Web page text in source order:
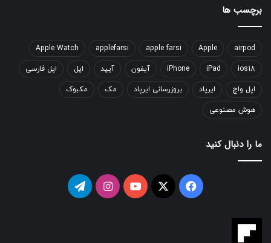
برچسب ها
airpod
Apple
apple farsi
applefarsi
Apple Watch
ios18
iPad
iPhone آیفون آیپد اپل اپل فارسی
اپل واچ ایرپاد بروزرسانی ایرپاد مک مکبوک
هوش مصنوعی
ما را دنبال کنید
فیسبوکایکس یوتیوباینستاگرامتلگرام